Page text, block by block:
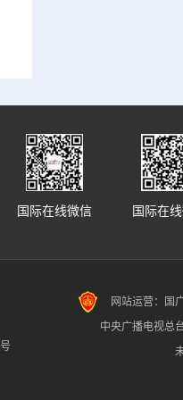
国际在
国际在线微信
网站运营：国
中央广播电视总